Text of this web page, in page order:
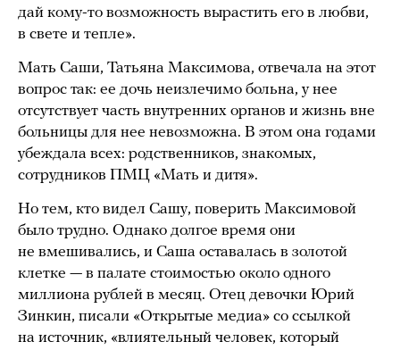
дай кому-то возможность вырастить его в любви,
в свете и тепле».
Мать Саши, Татьяна Максимова, отвечала на этот
вопрос так: ее дочь неизлечимо больна, у нее
отсутствует часть внутренних органов и жизнь вне
больницы для нее невозможна. В этом она годами
убеждала всех: родственников, знакомых,
сотрудников ПМЦ «Мать и дитя».
Но тем, кто видел Сашу, поверить Максимовой
было трудно. Однако долгое время они
не вмешивались, и Саша оставалась в золотой
клетке — в палате стоимостью около одного
миллиона рублей в месяц. Отец девочки Юрий
Зинкин, писали «Открытые медиа» со ссылкой
на источник, «влиятельный человек, который